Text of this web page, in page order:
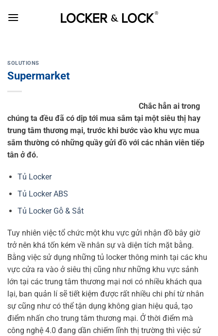
SOLUTIONS
Supermarket
Chắc hẳn ai trong
chúng ta đều đã có dịp tới mua sắm tại một siêu thị hay
trung tâm thương mại, trước khi bước vào khu vực mua
sắm thường có những quầy gửi đồ với các nhân viên tiếp
tân ở đó.
Tủ Locker
Tủ Locker ABS
Tủ Locker Gỗ & Sắt
Tuy nhiên việc tổ chức một khu vực gửi nhận đồ bây giờ
trở nên khá tốn kém về nhân sự và diện tích mặt bằng.
Bằng việc sử dụng những tủ locker thông minh tại các khu
vực cửa ra vào ở siêu thị cũng như những khu vực sảnh
lớn tại các trung tâm thương mại nơi có nhiều khách qua
lại, ban quản lí sẽ tiết kiệm được rất nhiều chi phí từ nhân
sự cũng như có thể tận dụng không gian hiệu quả, tạo
điểm nhấn cho trung tâm thương mại. Ở thời điểm mà
công nghệ 4.0 đang dần chiếm lĩnh thị trường thì việc sử